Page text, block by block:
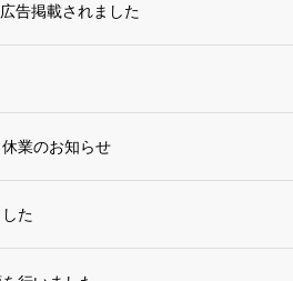
告掲載されました
業のお知らせ
た